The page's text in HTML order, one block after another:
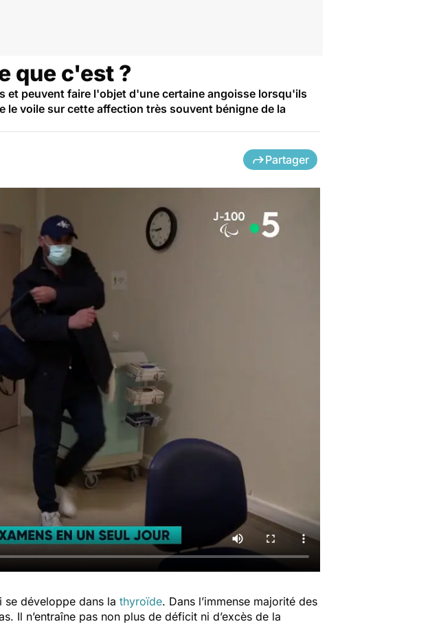
que c'est ?
et peuvent faire l'objet d'une certaine angoisse lorsqu'ils
voile sur cette affection très souvent bénigne de la
Partager
se développe dans la thyroïde. Dans l’immense majorité des
Il n’entraîne pas non plus de déficit ni d’excès de la